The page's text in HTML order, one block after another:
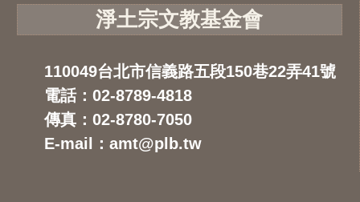
淨土宗文教基金會
110049台北市信義路五段150巷22弄41號
電話：02-8789-4818
傳真：02-8780-7050
E-mail：amt@plb.tw